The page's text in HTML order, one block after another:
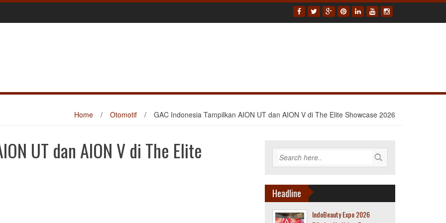
Home / Otomotif / GAC Indonesia Tampilkan AION UT dan AION V di The Elite Showcase 2026
UT dan AION V di The Elite
Headline
IndoBeauty Expo 2026